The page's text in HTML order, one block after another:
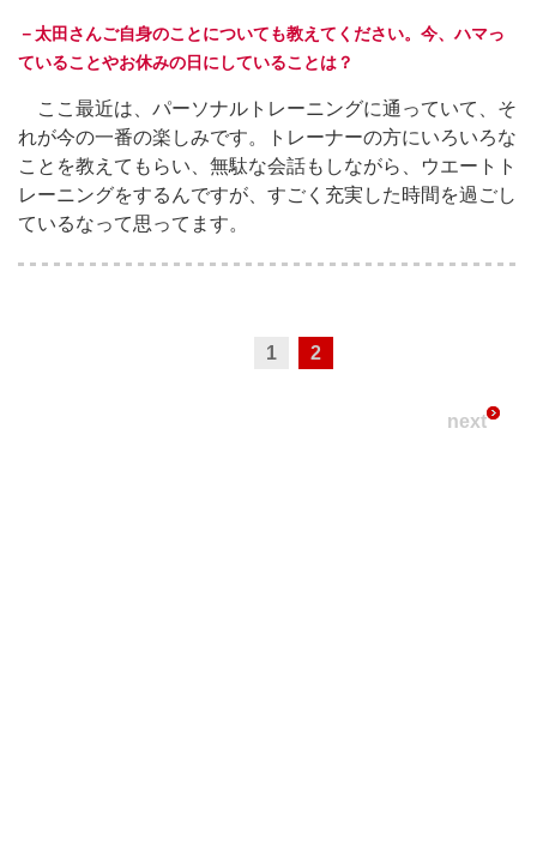
－太田さんご自身のことについても教えてください。今、ハマっ
ていることやお休みの日にしていることは？
ここ最近は、パーソナルトレーニングに通っていて、そ
れが今の一番の楽しみです。トレーナーの方にいろいろな
ことを教えてもらい、無駄な会話もしながら、ウエートト
レーニングをするんですが、すごく充実した時間を過ごし
ているなって思ってます。
1 2
next